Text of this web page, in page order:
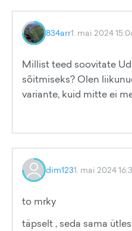
834arr1. mai 2024
Millist teed soovitate
sõitmiseks? Olen
variante, kuid mitte ei
dim1231. mai 2024
to mrky
täpselt , seda sama